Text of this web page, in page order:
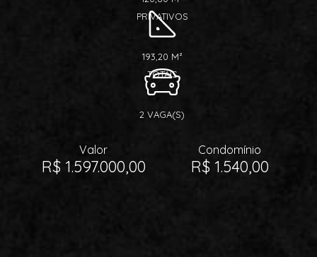
PRIVATIVOS
193,20 M²
TOTAIS
2 VAGA(S)
Valor
R$ 1.597.000,00
Condomínio
R$ 1.540,00